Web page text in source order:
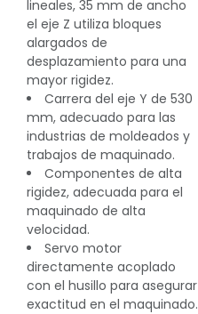
lineales, 35 mm de ancho
el eje Z utiliza bloques
alargados de
desplazamiento para una
mayor rigidez.
Carrera del eje Y de 530
mm, adecuado para las
industrias de moldeados y
trabajos de maquinado.
Componentes de alta
rigidez, adecuada para el
maquinado de alta
velocidad.
Servo motor
directamente acoplado
con el husillo para asegurar
exactitud en el maquinado.